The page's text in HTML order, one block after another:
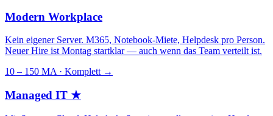
Modern Workplace
Kein eigener Server. M365, Notebook-Miete, Helpdesk pro Person.
Neuer Hire ist Montag startklar — auch wenn das Team verteilt ist.
10 – 150 MA · Komplett →
Managed IT ★